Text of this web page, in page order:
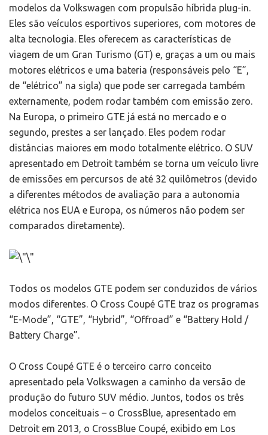
modelos da Volkswagen com propulsão híbrida plug-in.
Eles são veículos esportivos superiores, com motores de
alta tecnologia. Eles oferecem as características de
viagem de um Gran Turismo (GT) e, graças a um ou mais
motores elétricos e uma bateria (responsáveis pelo “E”,
de “elétrico” na sigla) que pode ser carregada também
externamente, podem rodar também com emissão zero.
Na Europa, o primeiro GTE já está no mercado e o
segundo, prestes a ser lançado. Eles podem rodar
distâncias maiores em modo totalmente elétrico. O SUV
apresentado em Detroit também se torna um veículo livre
de emissões em percursos de até 32 quilômetros (devido
a diferentes métodos de avaliação para a autonomia
elétrica nos EUA e Europa, os números não podem ser
comparados diretamente).
Todos os modelos GTE podem ser conduzidos de vários
modos diferentes. O Cross Coupé GTE traz os programas
“E-Mode”, “GTE”, “Hybrid”, “Offroad” e “Battery Hold /
Battery Charge”.
O Cross Coupé GTE é o terceiro carro conceito
apresentado pela Volkswagen a caminho da versão de
produção do futuro SUV médio. Juntos, todos os três
modelos conceituais – o CrossBlue, apresentado em
Detroit em 2013, o CrossBlue Coupé, exibido em Los